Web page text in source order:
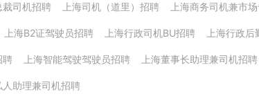
裁司机招聘 上海司机（道里）招聘 上海商务司机兼市
上海B2证驾驶员招聘 上海行政司机BU招聘 上海行政
聘 上海智能驾驶驾驶员招聘 上海董事长助理兼司机招聘
人助理兼司机招聘